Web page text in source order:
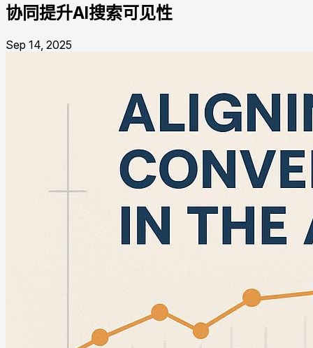
协同提升AI搜索可见性
Sep 14, 2025